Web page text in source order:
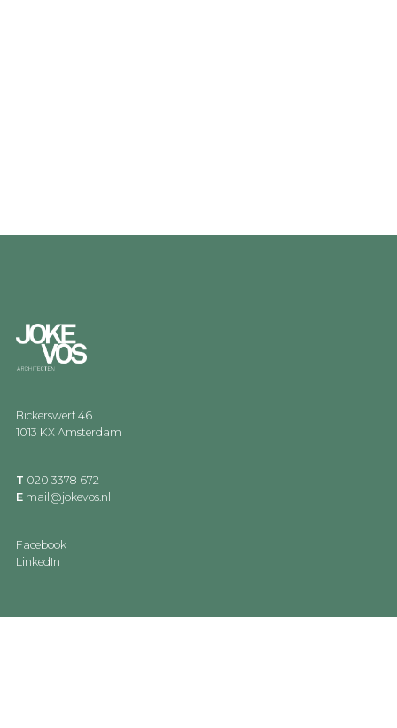
Bickerswerf 46
1013 KX Amsterdam
T 020 3378 672
E mail@jokevos.nl
Facebook
LinkedIn